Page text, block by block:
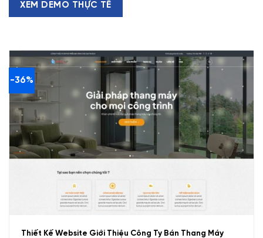
XEM DEMO THỰC TẾ
-36%
Thiết Kế Website Giới Thiệu Công Ty Bán Thang Máy